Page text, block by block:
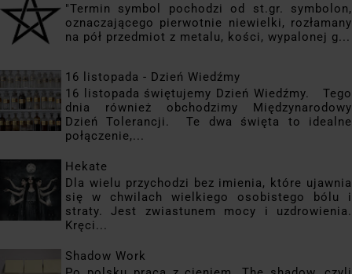
"Termin symbol pochodzi od st.gr. symbolon,
oznaczającego pierwotnie niewielki, rozłamany
na pół przedmiot z metalu, kości, wypalonej g...
16 listopada - Dzień Wiedźmy
16 listopada świętujemy Dzień Wiedźmy. Tego
dnia również obchodzimy Międzynarodowy
Dzień Tolerancji. Te dwa święta to idealne
połączenie,...
Hekate
Dla wielu przychodzi bez imienia, które ujawnia
się w chwilach wielkiego osobistego bólu i
straty. Jest zwiastunem mocy i uzdrowienia.
Kręci...
Shadow Work